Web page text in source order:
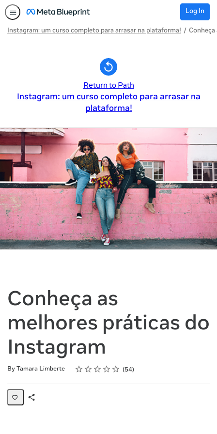
Log In
Instagram: um curso completo para arrasar na plataforma!
Return to Path
Instagram: um curso completo para arrasar na
plataforma!
Conheça as
melhores práticas do
Instagram
By Tamara Limberte Rating
1 star
2 stars
3 stars
4 stars
5 stars
Average rating: 4.9 54
54 reviews